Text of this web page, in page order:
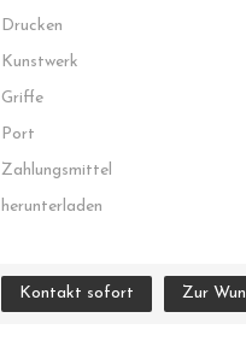
Drucken
Kunstwerk
Griffe
Port
Zahlungsmittel
herunterladen
Kontakt sofort Zur